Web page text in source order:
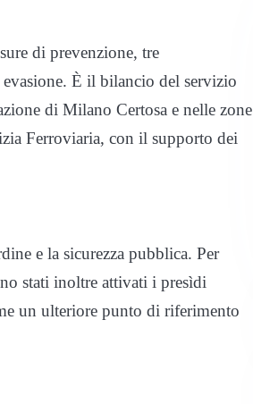
di prevenzione, tre
È il bilancio del servizio
di Milano Certosa e nelle zone
Ferroviaria, con il supporto dei
e la sicurezza pubblica. Per
stati inoltre attivati i presìdi
un ulteriore punto di riferimento